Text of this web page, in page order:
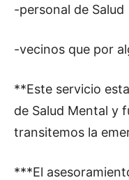
-personal de Salud
-vecinos que por
**Este servicio
de Salud Mental y
transitemos la
***El